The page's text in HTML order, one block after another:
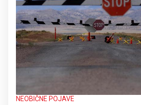
NEOBIČNE POJAVE